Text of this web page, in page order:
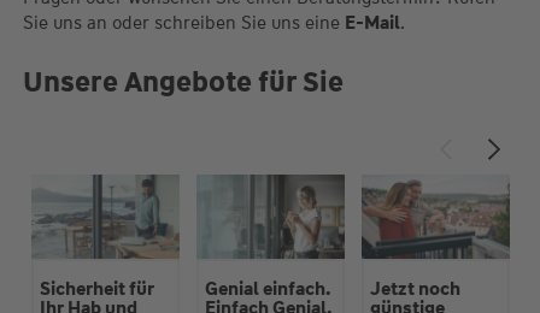
bequem von zu Hause wahrnehmen können. Haben Sie
Sie uns an oder schreiben Sie uns eine